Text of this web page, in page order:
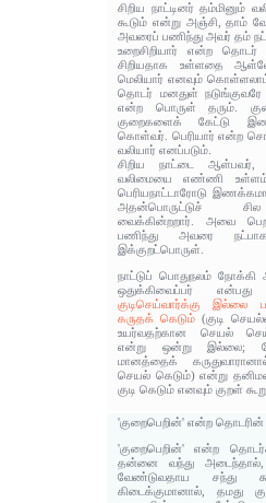
சிறிய நாட்டினர் தம்மினும்
கூடும் என்று அஞ்சி, தாம்
அவரைப் பணிந்து அவர் தம்
உறைசிறியார் என்ற தொடர்
சிறியதாக உள்ளதை
மெலியார் எனவும்
தொடர் மனதுள்
என்ற பொருள் தரும்.
குறைகளைக் கேட்டு
கொள்வர். பெரியார் என்ற
வலியார் எனப்படும்.
சிறிய நாட்டை
வலிமையை எண்ணி உள்ளம்
பெரியநாட்டாரோடு
அதன்பொருட்டுச்
வைக்கின்றறார். அவை
பணிந்து அவரை
இக்குறட்பொருள்.
நாட்டுப் பொதுநலம்
ஒதுக்கிவைப்பர்
குடிசெய்வார்க்கு இல்லை
கருதக் கெடும்(குடி
உயர்வதற்கான செயல்
என்று ஒன்று இல்லை;
மானத்தைக்
செயல் கெடும்) என்று
குடி கெடும் எனவும் குறள்
'குறைபெறின்' என்ற
'குறைபெறின்' என்ற
தன்னை வந்து அடைந்தால்,
வேண்டுவதாய சந்து
கிடைக்குமானால், தமது